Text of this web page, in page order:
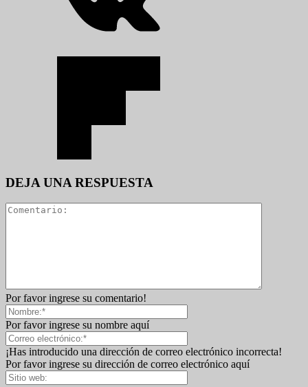
DEJA UNA RESPUESTA
Por favor ingrese su comentario!
Por favor ingrese su nombre aquí
¡Has introducido una dirección de correo electrónico incorrecta!
Por favor ingrese su dirección de correo electrónico aquí